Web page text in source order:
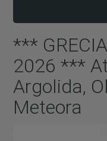
***
2026 ***
Argolida,
Meteora